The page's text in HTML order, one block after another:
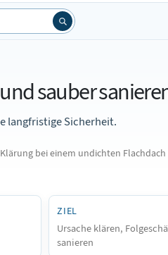
sauber
langfristige Sicherheit.
bei einem undichten
ZIEL
Ursache klären,
sanieren